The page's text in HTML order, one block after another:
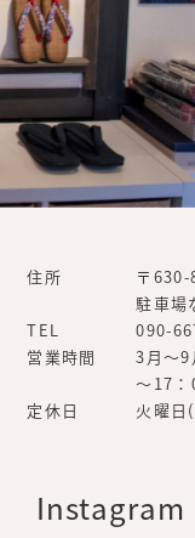
住所 〒
駐車場
TEL
090-
営業時間
3月～
～17：
定休日
火曜日(
Instagram